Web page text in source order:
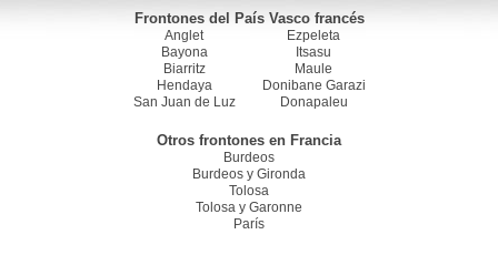
Frontones del País Vasco francés
Anglet
Bayona
Biarritz
Hendaya
San Juan de Luz
Ezpeleta
Itsasu
Maule
Donibane Garazi
Donapaleu
Otros frontones en Francia
Burdeos
Burdeos y Gironda
Tolosa
Tolosa y Garonne
París